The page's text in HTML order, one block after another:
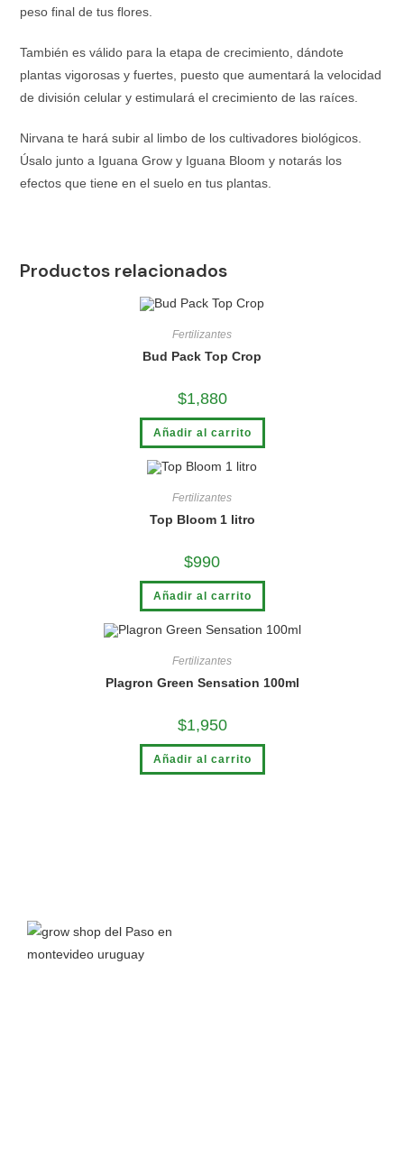
peso final de tus flores.
También es válido para la etapa de crecimiento, dándote
plantas vigorosas y fuertes, puesto que aumentará la velocidad
de división celular y estimulará el crecimiento de las raíces.
Nirvana te hará subir al limbo de los cultivadores biológicos.
Úsalo junto a Iguana Grow y Iguana Bloom y notarás los
efectos que tiene en el suelo en tus plantas.
Productos relacionados
Fertilizantes
Bud Pack Top Crop
$1,880
Añadir al carrito
Fertilizantes
Top Bloom 1 litro
$990
Añadir al carrito
Fertilizantes
Plagron Green Sensation 100ml
$1,950
Añadir al carrito